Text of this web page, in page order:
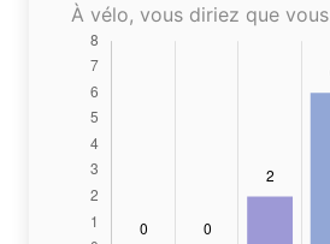
À vélo, vous diriez que